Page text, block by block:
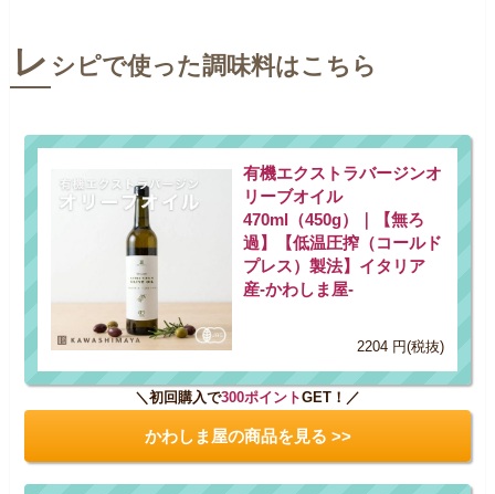
レ シピで使った調味料はこちら
有機エクストラバージンオ
リーブオイル
470ml（450g）｜【無ろ
過】【低温圧搾（コールド
プレス）製法】イタリア
産-かわしま屋-
2204 円(税抜)
＼初回購入で300ポイントGET！／
かわしま屋の商品を見る >>